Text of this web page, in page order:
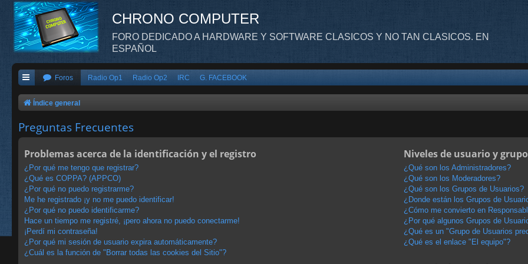
CHRONO COMPUTER
FORO DEDICADO A HARDWARE Y SOFTWARE CLASICOS Y NO TAN CLASICOS. EN
ESPAÑOL
Foros Radio Op1 Radio Op2 IRC G. FACEBOOK
Índice general
Preguntas Frecuentes
Problemas acerca de la identificación y el registro
¿Por qué me tengo que registrar?
¿Qué es COPPA? (APPCO)
¿Por qué no puedo registrarme?
Me he registrado ¡y no me puedo identificar!
¿Por qué no puedo identificarme?
Hace un tiempo me registré, ¡pero ahora no puedo conectarme!
¡Perdí mi contraseña!
¿Por qué mi sesión de usuario expira automáticamente?
¿Cuál es la función de "Borrar todas las cookies del Sitio"?
Niveles de usuario y
¿Qué son los Administradores?
¿Qué son los Moderadores?
¿Qué son los Grupos de Usuarios?
¿Donde están los Grupos de
¿Cómo me convierto en
¿Por qué algunos Grupos de
¿Qué es un "Grupo de Usuarios
¿Qué es el enlace "El equipo"?